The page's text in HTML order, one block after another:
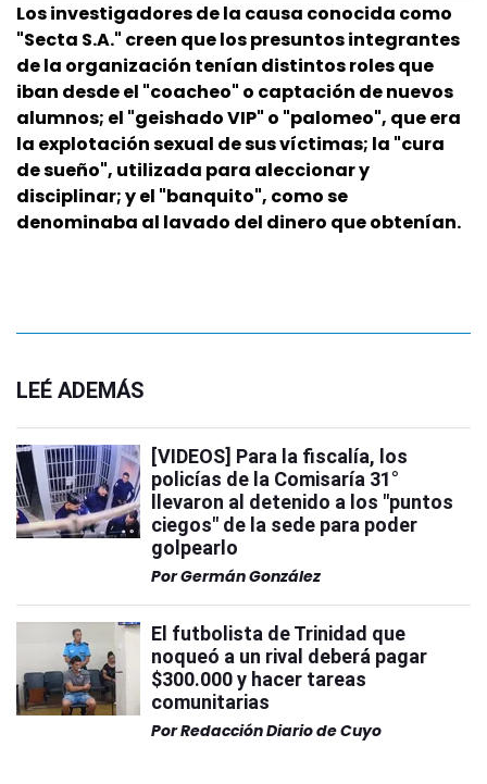
Los investigadores de la causa conocida como
"Secta S.A." creen que los presuntos integrantes
de la organización tenían distintos roles que
iban desde el "coacheo" o captación de nuevos
alumnos; el "geishado VIP" o "palomeo", que era
la explotación sexual de sus víctimas; la "cura
de sueño", utilizada para aleccionar y
disciplinar; y el "banquito", como se
denominaba al lavado del dinero que obtenían.
LEÉ ADEMÁS
[VIDEOS] Para la fiscalía, los
policías de la Comisaría 31°
llevaron al detenido a los "puntos
ciegos" de la sede para poder
golpearlo
PorGermán González
El futbolista de Trinidad que
noqueó a un rival deberá pagar
$300.000 y hacer tareas
comunitarias
PorRedacción Diario de Cuyo